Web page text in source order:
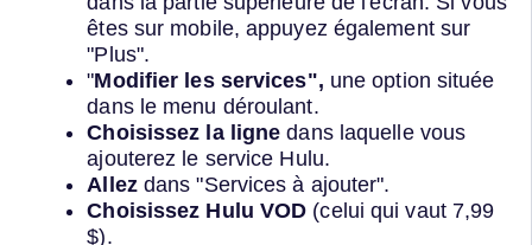
êtes sur mobile, appuyez également sur
"Plus".
"Modifier les services", une option située
dans le menu déroulant.
Choisissez la ligne dans laquelle vous
ajouterez le service Hulu.
Allezdans "Services à ajouter".
Choisissez Hulu VOD (celui qui vaut 7,99
$).